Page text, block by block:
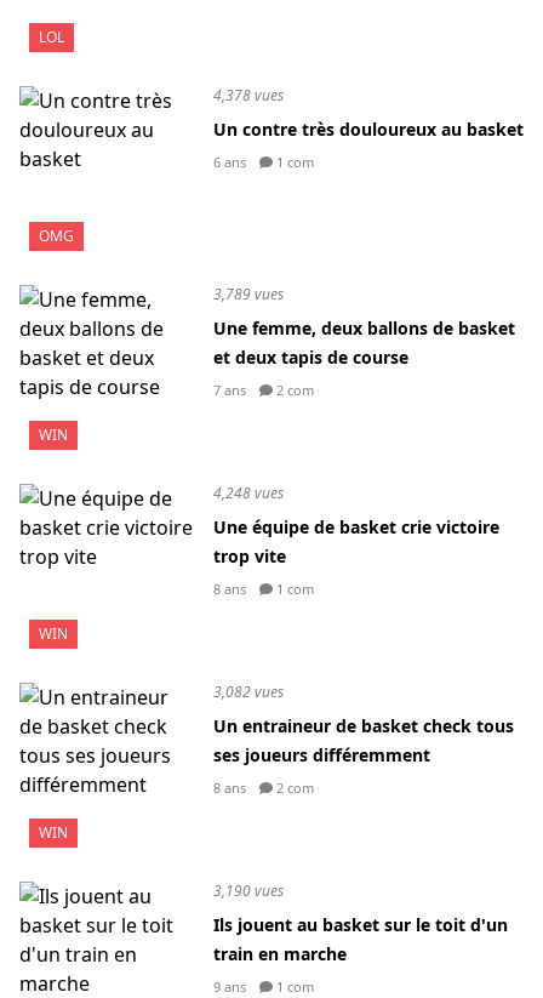
LOL
OMG
4,378 vues
Un contre très douloureux au basket
6 ans 1 com
WIN
3,789 vues
Une femme, deux ballons de basket
et deux tapis de course
7 ans 2 com
WIN
4,248 vues
Une équipe de basket crie victoire
trop vite
8 ans 1 com
WIN
3,082 vues
Un entraineur de basket check tous
ses joueurs différemment
8 ans 2 com
3,190 vues
Ils jouent au basket sur le toit d'un
train en marche
9 ans 1 com